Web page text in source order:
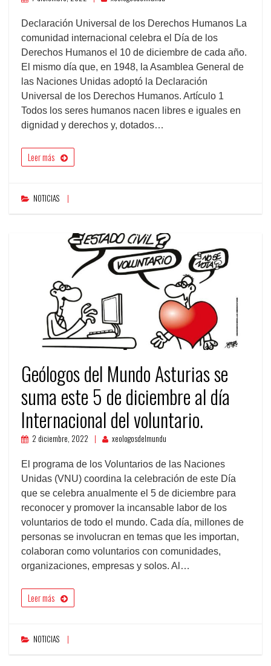
Declaración Universal de los Derechos Humanos La
comunidad internacional celebra el Día de los
Derechos Humanos el 10 de diciembre de cada año.
El mismo día que, en 1948, la Asamblea General de
las Naciones Unidas adoptó la Declaración
Universal de los Derechos Humanos. Artículo 1
Todos los seres humanos nacen libres e iguales en
dignidad y derechos y, dotados…
Leer más
NOTICIAS
Geólogos del Mundo Asturias se
suma este 5 de diciembre al día
Internacional del voluntario.
2 diciembre, 2022 xeologosdelmundu
El programa de los Voluntarios de las Naciones
Unidas (VNU) coordina la celebración de este Día
que se celebra anualmente el 5 de diciembre para
reconocer y promover la incansable labor de los
voluntarios de todo el mundo. Cada día, millones de
personas se involucran en temas que les importan,
colaboran como voluntarios con comunidades,
organizaciones, empresas y solos. Al…
Leer más
NOTICIAS